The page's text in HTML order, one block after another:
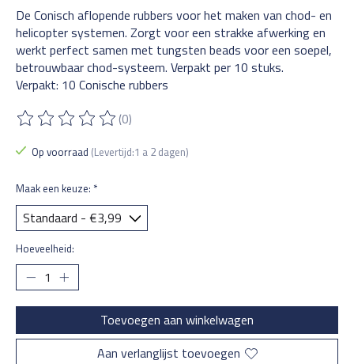
De Conisch aflopende rubbers voor het maken van chod- en
helicopter systemen. Zorgt voor een strakke afwerking en
werkt perfect samen met tungsten beads voor een soepel,
betrouwbaar chod-systeem. Verpakt per 10 stuks.
Verpakt: 10 Conische rubbers
De beoordeling van dit product is
(0)
Op voorraad (Levertijd:1 a 2 dagen)
Maak een keuze: *
Hoeveelheid:
Toevoegen aan winkelwagen
Aan verlanglijst toevoegen